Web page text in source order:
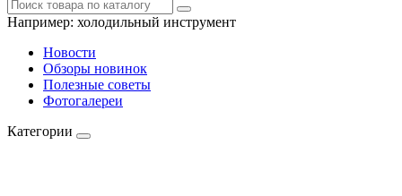
Например: холодильный инструмент
Новости
Обзоры новинок
Полезные советы
Фотогалереи
Категории